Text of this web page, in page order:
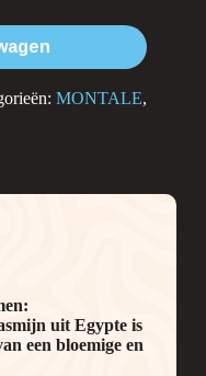
MONTALE,
uit Egypte is
een bloemige en